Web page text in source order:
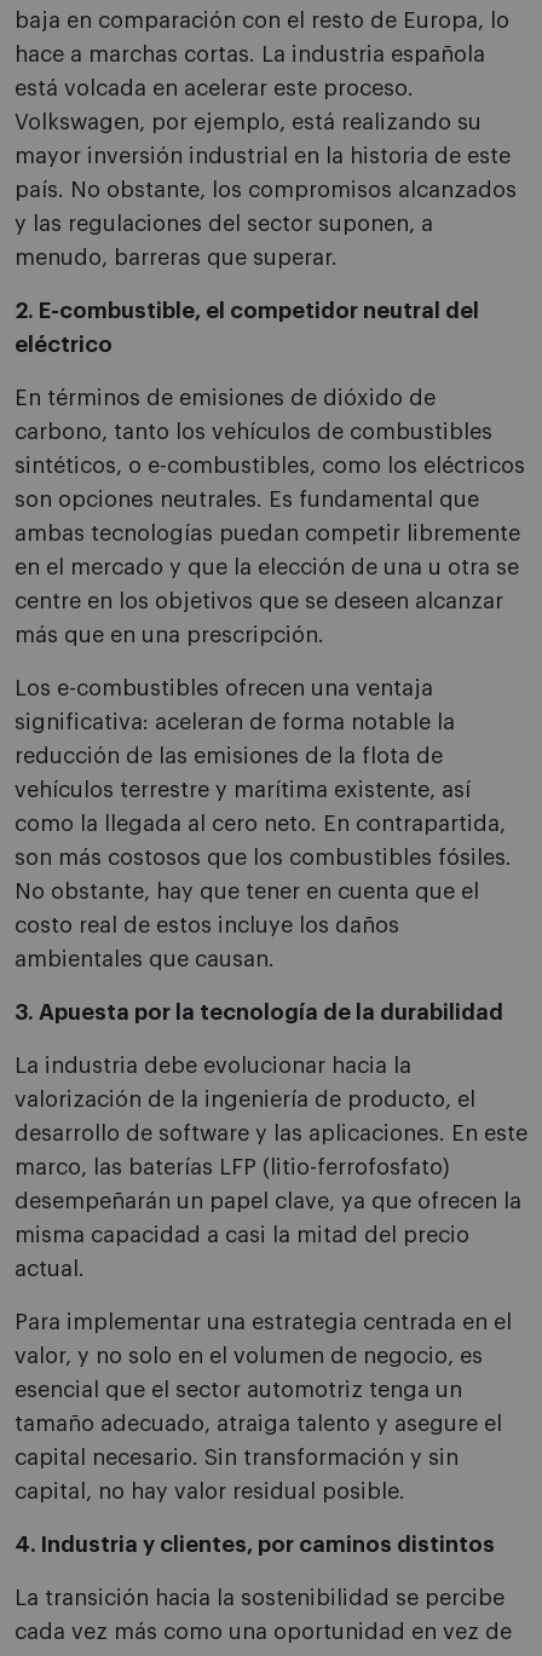
baja en comparación con el resto de Europa, lo
hace a marchas cortas. La industria española
está volcada en acelerar este proceso.
Volkswagen, por ejemplo, está realizando su
mayor inversión industrial en la historia de este
país. No obstante, los compromisos alcanzados
y las regulaciones del sector suponen, a
menudo, barreras que superar.
2. E-combustible, el competidor neutral del
eléctrico
En términos de emisiones de dióxido de
carbono, tanto los vehículos de combustibles
sintéticos, o e-combustibles, como los eléctricos
son opciones neutrales. Es fundamental que
ambas tecnologías puedan competir libremente
en el mercado y que la elección de una u otra se
centre en los objetivos que se deseen alcanzar
más que en una prescripción.
Los e-combustibles ofrecen una ventaja
significativa: aceleran de forma notable la
reducción de las emisiones de la flota de
vehículos terrestre y marítima existente, así
como la llegada al cero neto. En contrapartida,
son más costosos que los combustibles fósiles.
No obstante, hay que tener en cuenta que el
costo real de estos incluye los daños
ambientales que causan.
3. Apuesta por la tecnología de la durabilidad
La industria debe evolucionar hacia la
valorización de la ingeniería de producto, el
desarrollo de software y las aplicaciones. En este
marco, las baterías LFP (litio-ferrofosfato)
desempeñarán un papel clave, ya que ofrecen la
misma capacidad a casi la mitad del precio
actual.
Para implementar una estrategia centrada en el
valor, y no solo en el volumen de negocio, es
esencial que el sector automotriz tenga un
tamaño adecuado, atraiga talento y asegure el
capital necesario. Sin transformación y sin
capital, no hay valor residual posible.
4. Industria y clientes, por caminos distintos
La transición hacia la sostenibilidad se percibe
cada vez más como una oportunidad en vez de